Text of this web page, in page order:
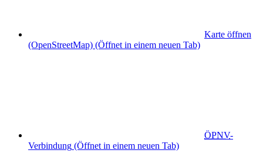
Karte öffnen
(OpenStreetMap) (Öffnet in einem neuen Tab)
ÖPNV-
Verbindung (Öffnet in einem neuen Tab)